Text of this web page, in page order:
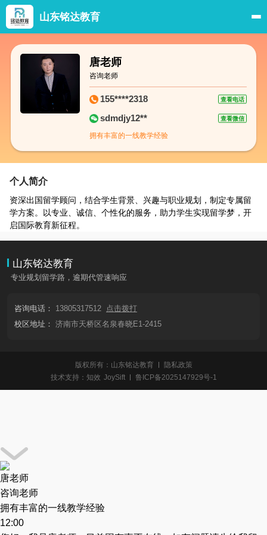
山东铭达教育
唐老师
咨询老师
155****2318 查看电话
sdmdjy12** 查看微信
拥有丰富的一线教学经验
个人简介
资深出国留学顾问，结合学生背景、兴趣与职业规划，制定专属留
学方案。以专业、诚信、个性化的服务，助力学生实现留学梦，开
启国际教育新征程。
山东铭达教育
专业规划留学路，逾期代管速响应
咨询电话： 13805317512 点击拨打
校区地址： 济南市天桥区名泉春晓E1-2415
版权所有：山东铭达教育
隐私政策
技术支持： 知效 JoySift 鲁ICP备2025147929号-1
唐老师
咨询老师
拥有丰富的一线教学经验
12:00